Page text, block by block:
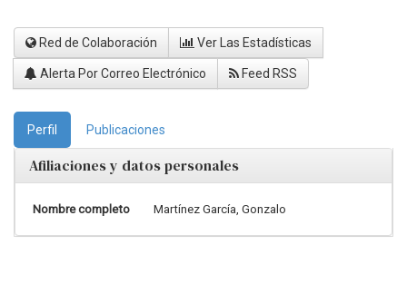
Red de Colaboración Ver Las Estadísticas
Alerta Por Correo Electrónico Feed RSS
Perfil Publicaciones
Afiliaciones y datos personales
Nombre completo Martínez García, Gonzalo